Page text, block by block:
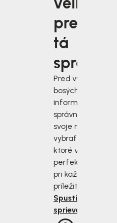
pre vás
tá
správna?
Pred výberom
bosých topánok sa
informujte, ako
správne zmerať
svoje nohy a
vybrať si topánky,
ktoré vám budú
perfektne sedieť
pri každej
príležitosti.
Spustiť
sprievodcu